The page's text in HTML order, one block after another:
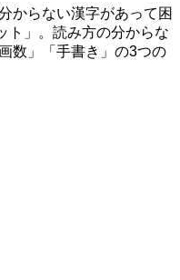
からない漢字があって困
ト」。読み方の分からな
数」「手書き」の3つの